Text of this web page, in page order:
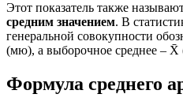
Этот показатель также
средним значением. В
генеральной совокупности
(мю), а выборочное среднее – X̄
Формула среднего